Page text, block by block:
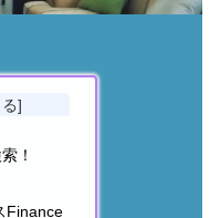
！
Finance